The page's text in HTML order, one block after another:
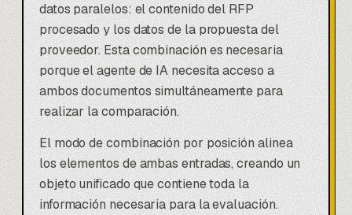
datos paralelos: el contenido del RFP
procesado y los datos de la propuesta del
proveedor. Esta combinación es necesaria
porque el agente de IA necesita acceso a
ambos documentos simultáneamente para
realizar la comparación.
El modo de combinación por posición alinea
los elementos de ambas entradas, creando un
objeto unificado que contiene toda la
información necesaria para la evaluación.